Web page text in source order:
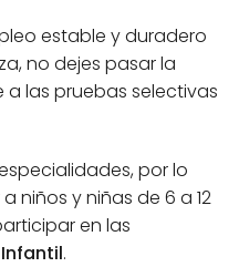
estable y duradero
no dejes pasar la
las pruebas selectivas
por lo
niños y niñas de 6 a 12
en las
.